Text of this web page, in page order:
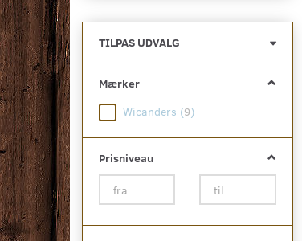
TILPAS UDVALG
Mærker
Wicanders (9)
Prisniveau